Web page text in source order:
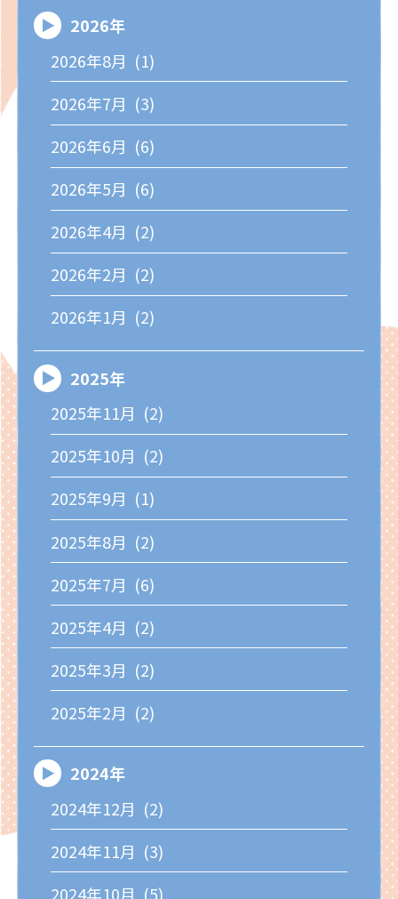
2026年
2026年8月 (1)
2026年7月 (3)
2026年6月 (6)
2026年5月 (6)
2026年4月 (2)
2026年2月 (2)
2026年1月 (2)
2025年
2025年11月 (2)
2025年10月 (2)
2025年9月 (1)
2025年8月 (2)
2025年7月 (6)
2025年4月 (2)
2025年3月 (2)
2025年2月 (2)
2024年
2024年12月 (2)
2024年11月 (3)
2024年10月 (5)